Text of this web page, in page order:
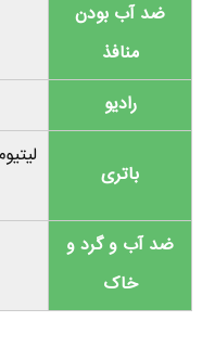
ضد آب بودن
منافذ
رادیو
باتری
ضد آب و گرد و
خاک